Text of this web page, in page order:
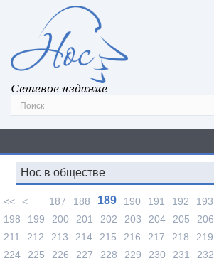
Сетевое издание
Нос в обществе
<< < 187 188 189 190 191 192 193
198
199 200 201 202 203 204 205 206
211
212 213 214 215 216 217 218 219
224
225 226 227 228 229 230 231 232